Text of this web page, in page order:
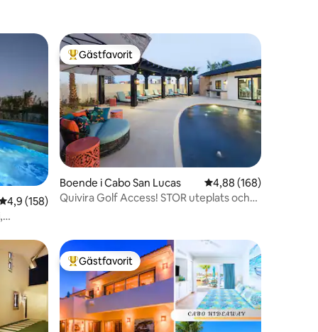
av 5 i genomsnittligt betyg, 158 omdömen
4,9 (158)
Populär gästfavorit
Gästfavorit
Boende i Cabo San Lucas 4,88 av 5 i
4,88 (168)
Quivira Golf Access! STOR uteplats och
Populär gästfavorit
Gästfavorit